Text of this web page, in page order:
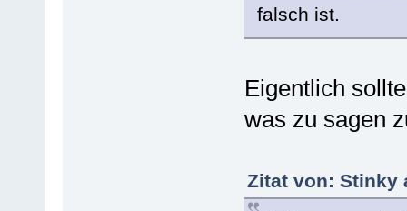
falsch ist.
Eigentlich
was zu sagen
Zitat von: Stinky